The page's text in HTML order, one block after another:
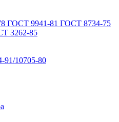
ГОСТ 9941-81 ГОСТ 8734-75
3262-85
10705-80